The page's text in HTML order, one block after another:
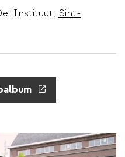
Instituut, Sint-
(externe
link)